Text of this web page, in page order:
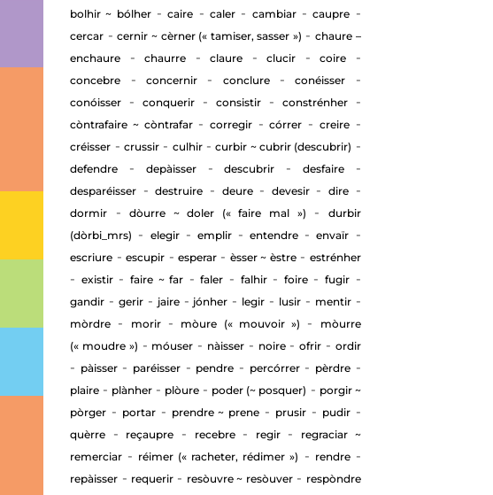
bolhir ~ bólher-caire -caler - cambiar-caupre -
cercar -cernir ~ cèrner (« tamiser, sasser ») -chaure –
enchaure
-chaurre -claure -clucir -coire -
concebre - concernir- conclure-conéisser -
conóisser -conquerir - consistir- constrénher-
còntrafaire ~ còntrafar-corregir -córrer - creire-
créisser - crussir- culhir-curbir ~ cubrir (descubrir) -
defendre - depàisser-descubrir - desfaire-
desparéisser -destruire - deure- devesir- dire -
dormir -dòurre ~ doler (« faire mal ») -
durbir
(dòrbi_mrs) - elegir- emplir-entendre -envaïr -
escriure -escupir - esperar- èsser ~ èstre- estrénher
- existir- faire ~ far -faler - falhir- foire-fugir -
gandir - gerir- jaire- jónher - legir - lusir - mentir-
mòrdre - morir- mòure (« mouvoir ») -
mòurre
(« moudre ») - móuser - nàisser- noire-ofrir - ordir
- pàisser- paréisser - pendre - percórrer- pèrdre-
plaire - plànher - plòure - poder (~ posquer) - porgir ~
pòrger - portar- prendre ~ prene - prusir - pudir-
quèrre - reçaupre - recebre- regir-
regraciar ~
remerciar - réimer (« racheter, rédimer ») - rendre-
repàisser - requerir - resòuvre ~ resòuver- respòndre